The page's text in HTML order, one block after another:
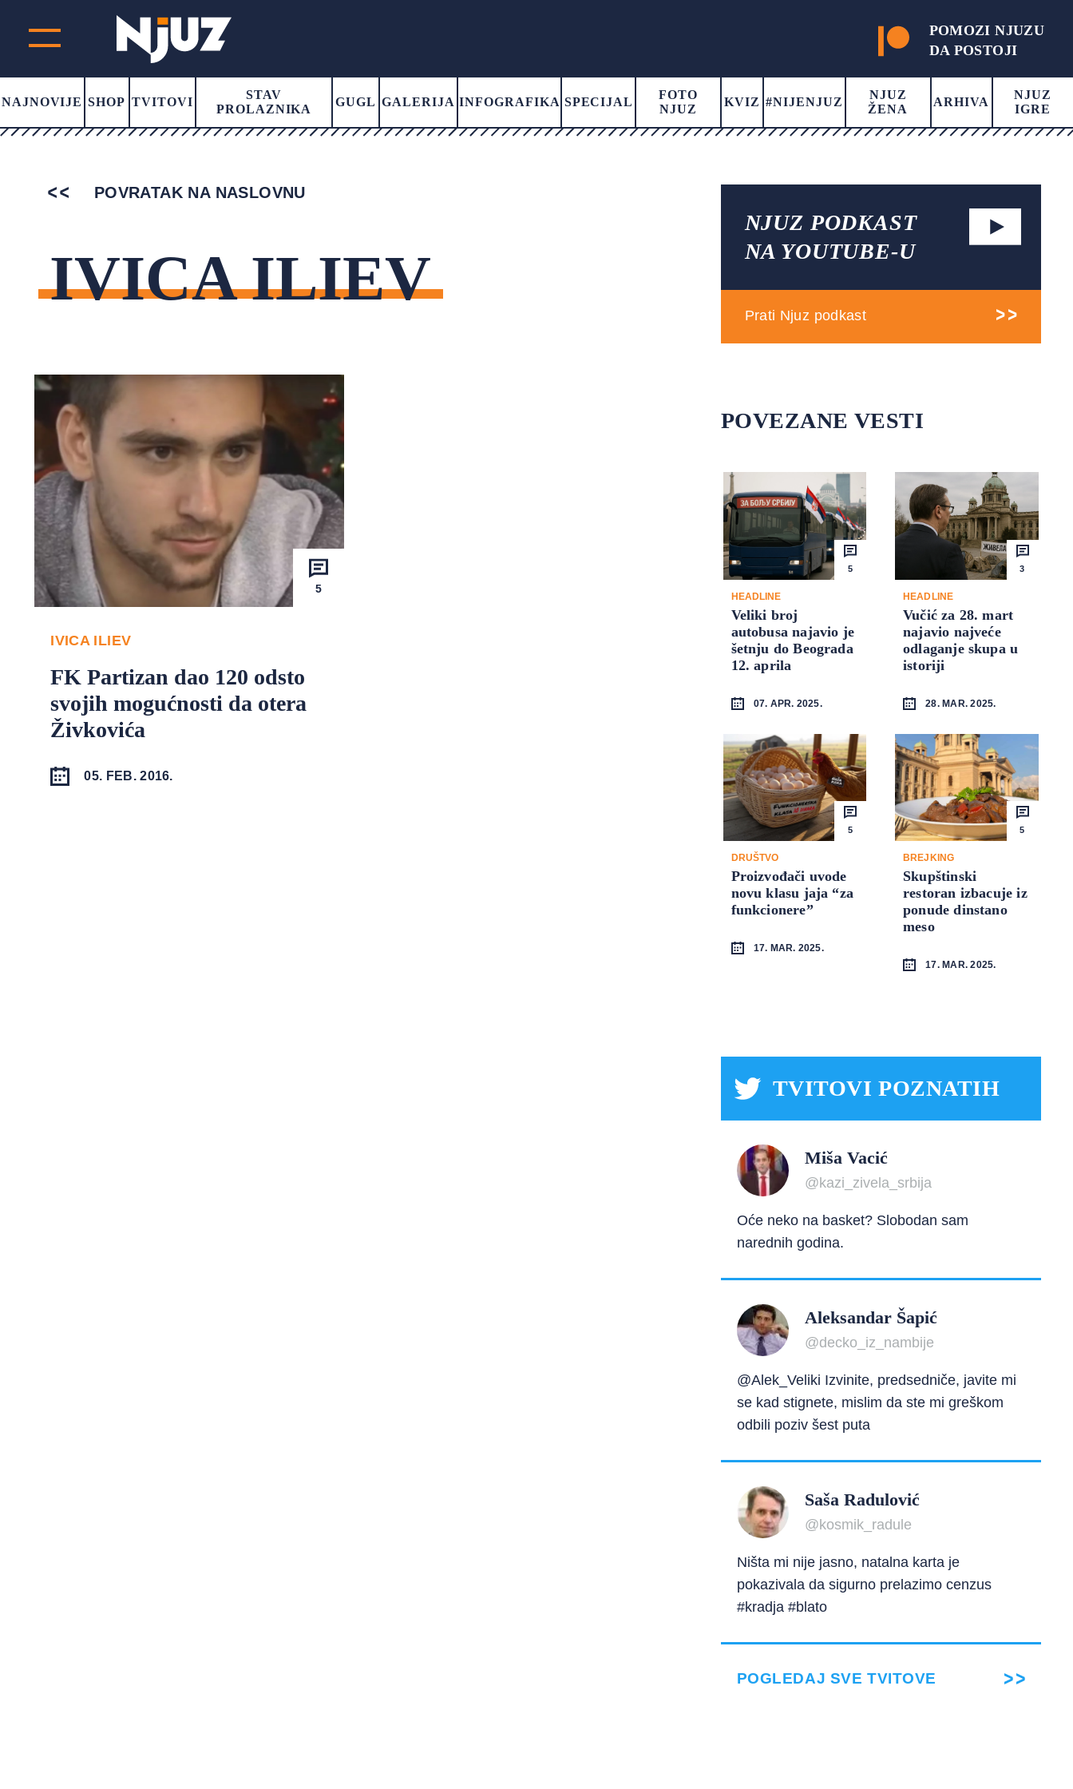
POMOZI NJUZU
DA POSTOJI
NAJNOVIJE SHOP TVITOVI
STAV
PROLAZNIKA
GUGL GALERIJA INFOGRAFIKA SPECIJAL
FOTO
NJUZ
KVIZ #NIJENJUZ
NJUZ
ŽENA
ARHIVA
NJUZ
IGRE
POVRATAK NA NASLOVNU
IVICA ILIEV
5
IVICA ILIEV
FK Partizan dao 120 odsto
svojih mogućnosti da otera
Živkovića
05. FEB. 2016.
NJUZ PODKAST
NA YOUTUBE-U
Prati Njuz podkast
POVEZANE VESTI
5
HEADLINE
Veliki broj
autobusa najavio je
šetnju do Beograda
12. aprila
07. APR. 2025.
3
HEADLINE
Vučić za 28. mart
najavio najveće
odlaganje skupa u
istoriji
28. MAR. 2025.
5
DRUŠTVO
Proizvođači uvode
novu klasu jaja “za
funkcionere”
17. MAR. 2025.
5
BREJKING
Skupštinski
restoran izbacuje iz
ponude dinstano
meso
17. MAR. 2025.
TVITOVI POZNATIH
Miša Vacić
@kazi_zivela_srbija
Oće neko na basket? Slobodan sam
narednih godina.
Aleksandar Šapić
@decko_iz_nambije
@Alek_Veliki Izvinite, predsedniče, javite mi
se kad stignete, mislim da ste mi greškom
odbili poziv šest puta
Saša Radulović
@kosmik_radule
Ništa mi nije jasno, natalna karta je
pokazivala da sigurno prelazimo cenzus
#kradja #blato
POGLEDAJ SVE TVITOVE